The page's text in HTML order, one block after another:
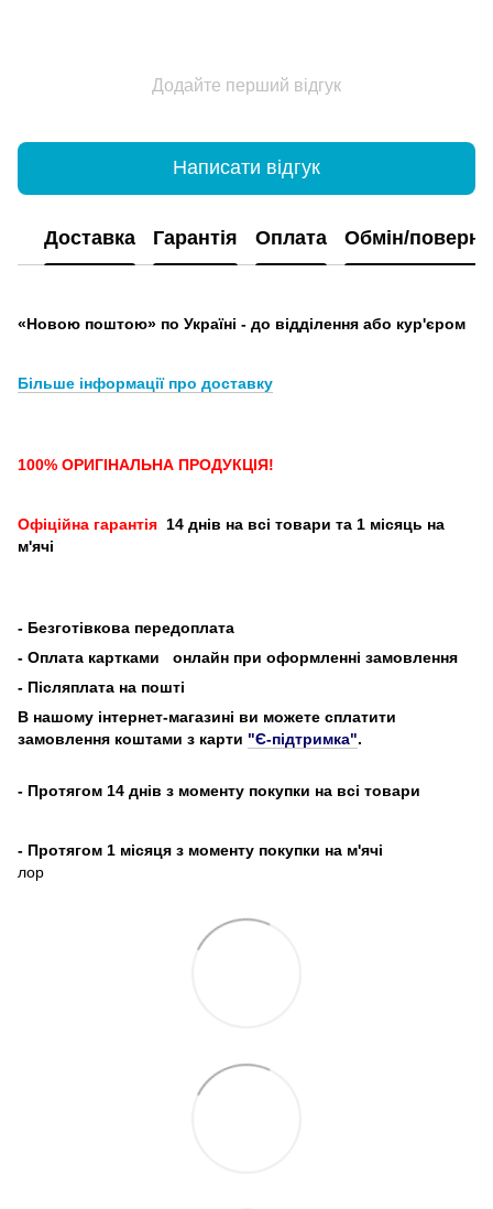
Додайте перший відгук
Написати відгук
Доставка Гарантія Оплата Обмін/
«Новою поштою» по Україні - до відділення або кур'єром
Більше інформації про доставку
100% ОРИГІНАЛЬНА ПРОДУКЦІЯ!
Офіційна гарантія 14 днів на всі товари та 1 місяць на
м'ячі
- Безготівкова передоплата
- Оплата картками
онлайн при оформленні замовлення
- Післяплата на пошті
В нашому інтернет-магазині ви можете сплатити
замовлення коштами з карти "Є-підтримка".
- Протягом 14 днів з моменту покупки на всі товари
- Протягом 1 місяця з моменту покупки на м'ячі
лор